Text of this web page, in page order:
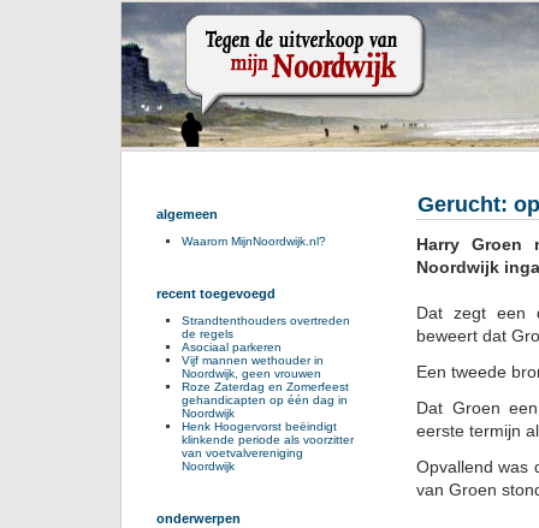
Gerucht:
Harry Groen
Noordwijk
Dat zegt een
beweert dat
Een tweede
Dat Groen
eerste termijn
Opvallend was
van Groen
algemeen
Waarom MijnNoordwijk.nl?
recent toegevoegd
Strandtenthouders overtreden
de regels
Asociaal parkeren
Vijf mannen wethouder in
Noordwijk, geen vrouwen
Roze Zaterdag en Zomerfeest
gehandicapten op één dag in
Noordwijk
Henk Hoogervorst beëindigt
klinkende periode als voorzitter
van voetvalvereniging
Noordwijk
onderwerpen